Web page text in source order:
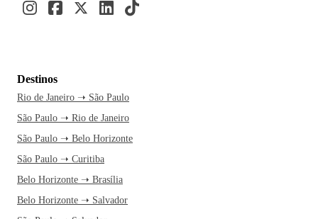
Destinos
Rio de Janeiro ➝ São Paulo
São Paulo ➝ Rio de Janeiro
São Paulo ➝ Belo Horizonte
São Paulo ➝ Curitiba
Belo Horizonte ➝ Brasília
Belo Horizonte ➝ Salvador